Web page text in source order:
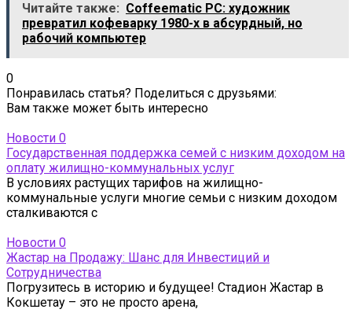
Читайте также: Coffeematic PC: художник
превратил кофеварку 1980-х в абсурдный, но
рабочий компьютер
0
Понравилась статья? Поделиться с друзьями:
Вам также может быть интересно
Новости 0
Государственная поддержка семей с низким доходом на
оплату жилищно-коммунальных услуг
В условиях растущих тарифов на жилищно-
коммунальные услуги многие семьи с низким доходом
сталкиваются с
Новости 0
Жастар на Продажу: Шанс для Инвестиций и
Сотрудничества
Погрузитесь в историю и будущее! Стадион Жастар в
Кокшетау – это не просто арена,